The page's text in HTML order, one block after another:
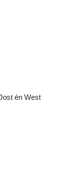
én West